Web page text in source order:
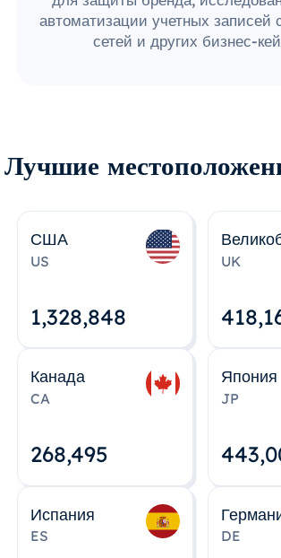
автоматизации учетных записей
сетей и других бизнес-
Лучшие
США
US
1,328,848
UK
Канада
CA
268,495
Япония
JP
Испания
ES DE